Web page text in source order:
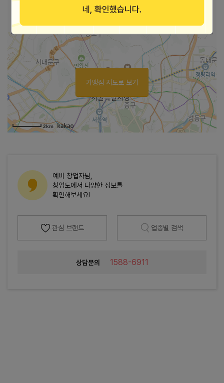
바로가기
2km
가맹점 지도로 보기
예비 창업자님,
창업도에서 다양한 정보를
확인해보세요!
관심 브랜드 업종별 검색
상담문의 1588-6911